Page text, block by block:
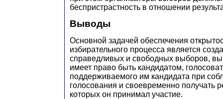
беспристрастность в отношении
Выводы
Основной задачей обеспечения
избирательного процесса является
справедливых и свободных выборов,
имеет право быть кандидатом,
поддерживаемого им кандидата при
голосования и своевременно получать
которых он принимал участие.